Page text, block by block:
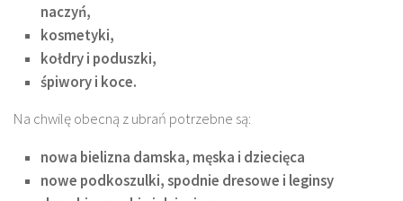
naczyń,
kosmetyki,
kołdry i poduszki,
śpiwory i koce.
Na chwilę obecną z ubrań potrzebne są:
nowa bielizna damska, męska i dziecięca
nowe podkoszulki, spodnie dresowe i leginsy